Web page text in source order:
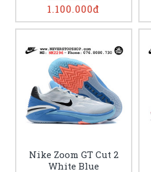
1.100.000đ
Nike Zoom GT Cut 2
White Blue